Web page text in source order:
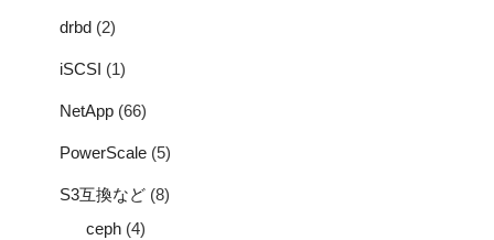
drbd (2)
iSCSI (1)
NetApp (66)
PowerScale (5)
S3互換など (8)
ceph (4)